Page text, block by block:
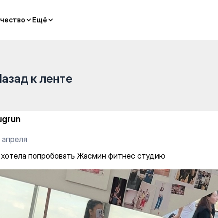
Ещё
Ещё фитнес студию
к ленте
апреля
попробовать Жасмин фитнес студию